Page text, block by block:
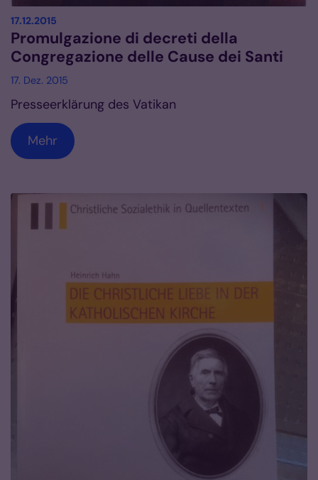
17.12.2015
Promulgazione di decreti della
Congregazione delle Cause dei Santi
17. Dez. 2015
Presseerklärung des Vatikan
Mehr